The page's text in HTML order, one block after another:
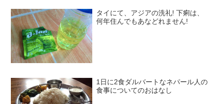
タイにて、アジアの洗礼! 下痢は、
何年住んでもあなどれません!
1日に2食ダルバートなネパール人の
食事についてのおはなし